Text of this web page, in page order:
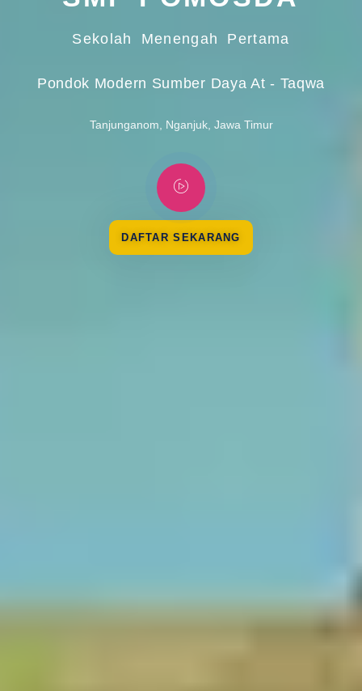
Sekolah Menengah Pertama
Pondok Modern Sumber Daya At - Taqwa
Tanjunganom, Nganjuk, Jawa Timur
DAFTAR SEKARANG